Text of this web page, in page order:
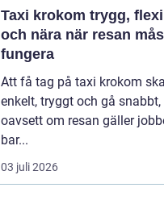
Taxi krokom trygg, flexibel
och nära när resan
fungera
Att få tag på taxi krokom
enkelt, tryggt och gå snabbt,
oavsett om resan gäller
bar...
03 juli 2026